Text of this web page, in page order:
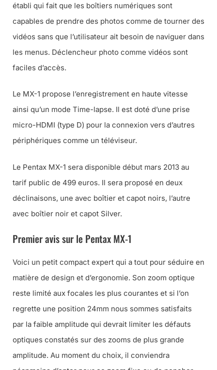
établi qui fait que les boîtiers numériques sont
capables de prendre des photos comme de tourner des
vidéos sans que l’utilisateur ait besoin de naviguer dans
les menus. Déclencheur photo comme vidéos sont
faciles d’accès.
Le MX-1 propose l’enregistrement en haute vitesse
ainsi qu’un mode Time-lapse. Il est doté d’une prise
micro-HDMI (type D) pour la connexion vers d’autres
périphériques comme un téléviseur.
Le Pentax MX-1 sera disponible début mars 2013 au
tarif public de 499 euros. Il sera proposé en deux
déclinaisons, une avec boîtier et capot noirs, l’autre
avec boîtier noir et capot Silver.
Premier avis sur le Pentax MX-1
Voici un petit compact expert qui a tout pour séduire en
matière de design et d’ergonomie. Son zoom optique
reste limité aux focales les plus courantes et si l’on
regrette une position 24mm nous sommes satisfaits
par la faible amplitude qui devrait limiter les défauts
optiques constatés sur des zooms de plus grande
amplitude. Au moment du choix, il conviendra